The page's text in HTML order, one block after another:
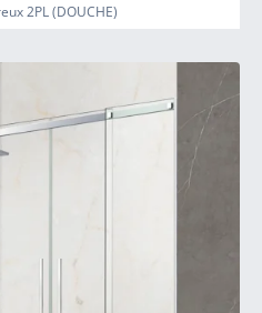
2PL (DOUCHE)